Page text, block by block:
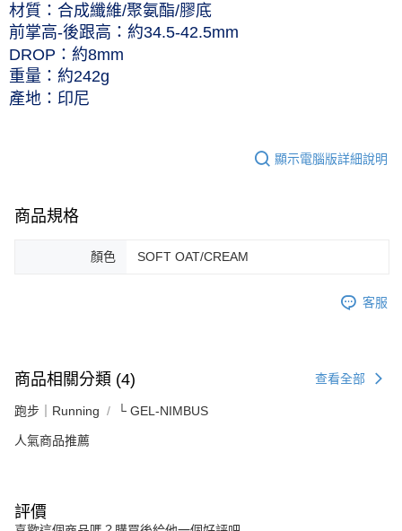
材質：合成纖維/聚氨酯/膠底
前掌高-後跟高：約34.5-42.5mm
DROP：約8mm
重量：約242g
產地：印尼
顯示電腦版詳細說明
商品規格
顏色 SOFT OAT/CREAM
客服
商品相關分類 (4) 查看全部
跑步｜Running └ GEL-NIMBUS
人氣商品推薦
評價